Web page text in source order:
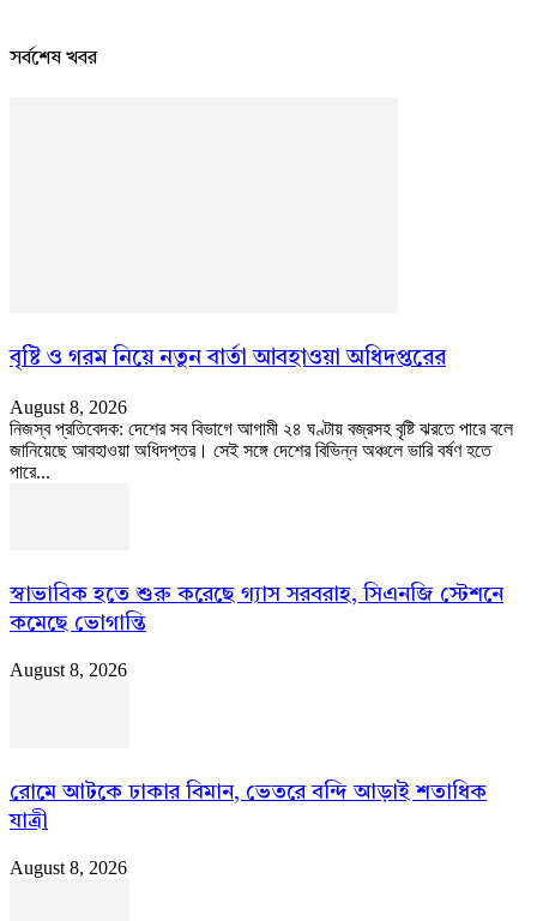
সর্বশেষ খবর
বৃষ্টি ও গরম নিয়ে নতুন বার্তা আবহাওয়া অধিদপ্তরের
August 8, 2026
নিজস্ব প্রতিবেদক: দেশের সব বিভাগে আগামী ২৪ ঘণ্টায় বজ্রসহ বৃষ্টি ঝরতে পারে বলে
জানিয়েছে আবহাওয়া অধিদপ্তর। সেই সঙ্গে দেশের বিভিন্ন অঞ্চলে ভারি বর্ষণ হতে
পারে...
স্বাভাবিক হতে শুরু করেছে গ্যাস সরবরাহ, সিএনজি স্টেশনে
কমেছে ভোগান্তি
August 8, 2026
রোমে আটকে ঢাকার বিমান, ভেতরে বন্দি আড়াই শতাধিক
যাত্রী
August 8, 2026